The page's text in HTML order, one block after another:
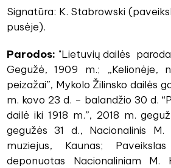
Signatūra: K. Stabrowski
pusėje).
Parodos: "Lietuvių dailės
Gegužė, 1909 m.; „Kelionėje,
peizažai”, Mykolo Žilinsko dailės
m. kovo 23 d. – balandžio 30 d.
dailė iki 1918 m.”, 2018 m.
gegužės 31 d., Nacionalinis M.
muziejus, Kaunas;
deponuotas Nacionaliniam M.